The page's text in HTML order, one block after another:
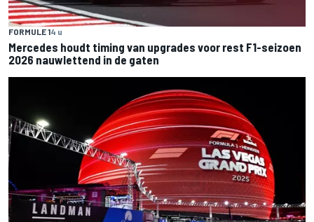
FORMULE 14 u
Mercedes houdt timing van upgrades voor rest F1-seizoen
2026 nauwlettend in de gaten